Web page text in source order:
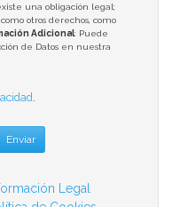
una obligación legal;
otros derechos, como
Adicional: Puede
de Datos en nuestra
Enviar
Legal